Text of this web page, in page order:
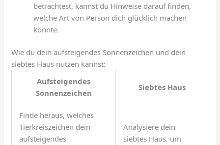
betrachtest, kannst du Hinweise darauf finden,
welche Art von Person dich glücklich machen
könnte.
Wie du dein aufsteigendes Sonnenzeichen und dein
siebtes Haus nutzen kannst:
Aufsteigendes
Sonnenzeichen
Siebtes Haus
Finde heraus, welches
Tierkreiszeichen dein
aufsteigendes
Analysiere dein
siebtes Haus, um